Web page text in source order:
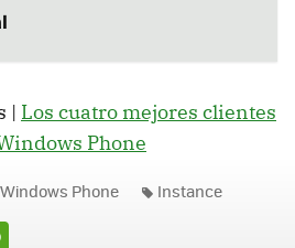
| Los cuatro mejores clientes
Phone
Phone Instance